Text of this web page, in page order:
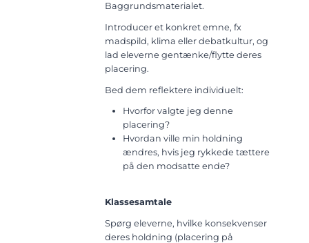
Baggrundsmaterialet.
Introducer et konkret emne, fx
madspild, klima eller debatkultur, og
lad eleverne gentænke/flytte deres
placering.
Bed dem reflektere individuelt:
Hvorfor valgte jeg denne
placering?
Hvordan ville min holdning
ændres, hvis jeg rykkede tættere
på den modsatte ende?
Klassesamtale
Spørg eleverne, hvilke konsekvenser
deres holdning (placering på